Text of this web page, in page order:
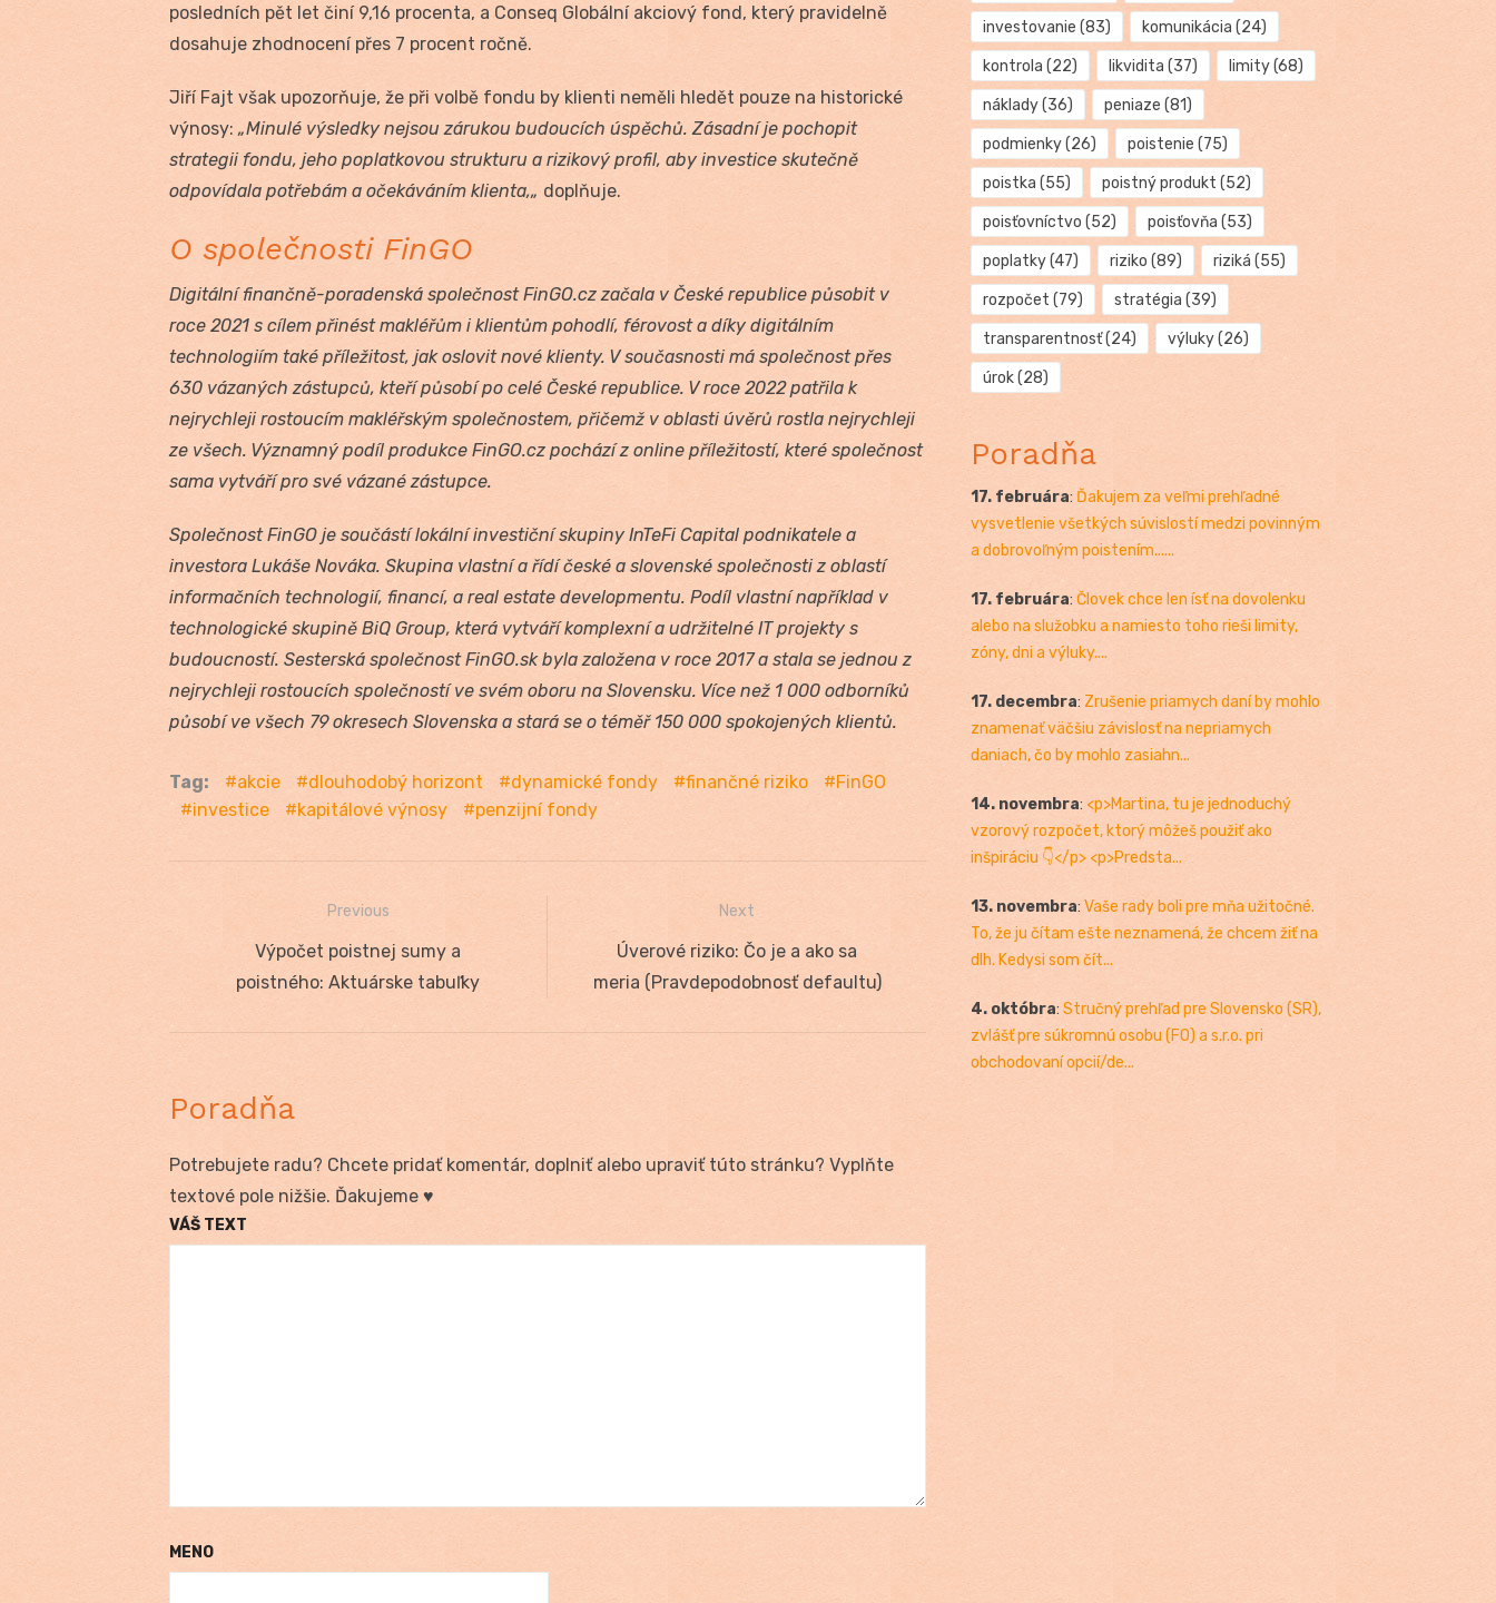
posledních pět let činí 9,16 procenta, a Conseq Globální akciový fond, který pravidelně
dosahuje zhodnocení přes 7 procent ročně.
Jiří Fajt však upozorňuje, že při volbě fondu by klienti neměli hledět pouze na historické
výnosy: „Minulé výsledky nejsou zárukou budoucích úspěchů. Zásadní je pochopit
strategii fondu, jeho poplatkovou strukturu a rizikový profil, aby investice skutečně
odpovídala potřebám a očekáváním klienta,„ doplňuje.
O společnosti FinGO
Digitální finančně-poradenská společnost FinGO.cz začala v České republice působit v
roce 2021 s cílem přinést makléřům i klientům pohodlí, férovost a díky digitálním
technologiím také příležitost, jak oslovit nové klienty. V současnosti má společnost přes
630 vázaných zástupců, kteří působí po celé České republice. V roce 2022 patřila k
nejrychleji rostoucím makléřským společnostem, přičemž v oblasti úvěrů rostla nejrychleji
ze všech. Významný podíl produkce FinGO.cz pochází z online příležitostí, které společnost
sama vytváří pro své vázané zástupce.
Společnost FinGO je součástí lokální investiční skupiny InTeFi Capital podnikatele a
investora Lukáše Nováka. Skupina vlastní a řídí české a slovenské společnosti z oblastí
informačních technologií, financí, a real estate developmentu. Podíl vlastní například v
technologické skupině BiQ Group, která vytváří komplexní a udržitelné IT projekty s
budoucností. Sesterská společnost FinGO.sk byla založena v roce 2017 a stala se jednou z
nejrychleji rostoucích společností ve svém oboru na Slovensku. Více než 1 000 odborníků
působí ve všech 79 okresech Slovenska a stará se o téměř 150 000 spokojených klientů.
Tag: akcie dlouhodobý horizont dynamické fondy finančné riziko
FinGO
investice
kapitálové výnosy penzijní fondy
Navigácia
Previous
Previous
post:
Výpočet poistnej sumy a
poistného: Aktuárske tabuľky
Next
Next
post:
Úverové riziko: Čo je a ako sa
meria (Pravdepodobnosť defaultu)
Poradňa
Potrebujete radu? Chcete pridať komentár, doplniť alebo upraviť túto stránku? Vyplňte
textové pole nižšie. Ďakujeme ♥
VÁŠ TEXT
MENO
investovanie (83) komunikácia (24)
kontrola (22) likvidita (37) limity(68)
náklady(36) peniaze (81)
podmienky(26) poistenie (75)
poistka (55) poistný produkt (52)
poisťovníctvo (52) poisťovňa (53)
poplatky(47) riziko (89) riziká (55)
rozpočet (79) stratégia (39)
transparentnosť(24) výluky(26)
úrok(28)
Poradňa
17. februára: Ďakujem za veľmi prehľadné
vysvetlenie všetkých súvislostí medzi povinným
a dobrovoľným poistením......
17. februára: Človek chce len ísť na dovolenku
alebo na služobku a namiesto toho rieši limity,
zóny, dni a výluky....
17. decembra: Zrušenie priamych daní by mohlo
znamenať väčšiu závislosť na nepriamych
daniach, čo by mohlo zasiahn...
14. novembra: <p>Martina, tu je jednoduchý
vzorový rozpočet, ktorý môžeš použiť ako
inšpiráciu 👇</p> <p>Predsta...
13. novembra: Vaše rady boli pre mňa užitočné.
To, že ju čítam ešte neznamená, že chcem žiť na
dlh. Kedysi som čít...
4. októbra: Stručný prehľad pre Slovensko (SR),
zvlášť pre súkromnú osobu (FO) a s.r.o. pri
obchodovaní opcií/de...